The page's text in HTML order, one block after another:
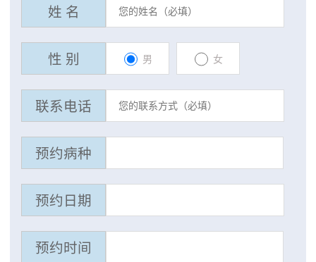
姓 名
性 别 男 女
联系电话
预约病种
预约日期
预约时间